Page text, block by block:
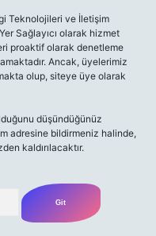
Teknolojileri ve İletişim
Sağlayıcı olarak hizmet
proaktif olarak denetleme
Ancak, üyelerimiz
olup, siteye üye olarak
düşündüğünüz
adresine bildirmeniz halinde,
kaldırılacaktır.